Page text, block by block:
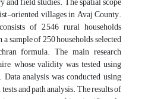
oriented villages in Avaj County.
of 2,546 rural households
sample of 250 households selected
formula. The main research
whose validity was tested using
analysis was conducted using
and path analysis. The results of